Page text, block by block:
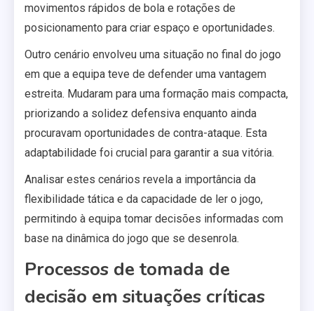
movimentos rápidos de bola e rotações de
posicionamento para criar espaço e oportunidades.
Outro cenário envolveu uma situação no final do jogo
em que a equipa teve de defender uma vantagem
estreita. Mudaram para uma formação mais compacta,
priorizando a solidez defensiva enquanto ainda
procuravam oportunidades de contra-ataque. Esta
adaptabilidade foi crucial para garantir a sua vitória.
Analisar estes cenários revela a importância da
flexibilidade tática e da capacidade de ler o jogo,
permitindo à equipa tomar decisões informadas com
base na dinâmica do jogo que se desenrola.
Processos de tomada de
decisão em situações críticas